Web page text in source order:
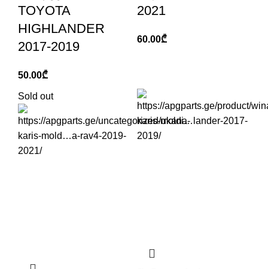
TOYOTA
HIGHLANDER
2017-2019
50.00₾
2021
60.00₾
Sold out